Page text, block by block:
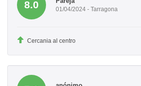
8.0 01/04/2024 - Tarragona
Cercania al centro